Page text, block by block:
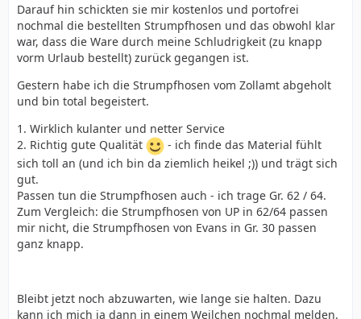
Darauf hin schickten sie mir kostenlos und portofrei
nochmal die bestellten Strumpfhosen und das obwohl klar
war, dass die Ware durch meine Schludrigkeit (zu knapp
vorm Urlaub bestellt) zurück gegangen ist.
Gestern habe ich die Strumpfhosen vom Zollamt abgeholt
und bin total begeistert.
1. Wirklich kulanter und netter Service
2. Richtig gute Qualität
- ich finde das Material fühlt
sich toll an (und ich bin da ziemlich heikel ;)) und trägt sich
gut.
Passen tun die Strumpfhosen auch - ich trage Gr. 62 / 64.
Zum Vergleich: die Strumpfhosen von UP in 62/64 passen
mir nicht, die Strumpfhosen von Evans in Gr. 30 passen
ganz knapp.
Bleibt jetzt noch abzuwarten, wie lange sie halten. Dazu
kann ich mich ja dann in einem Weilchen nochmal melden.